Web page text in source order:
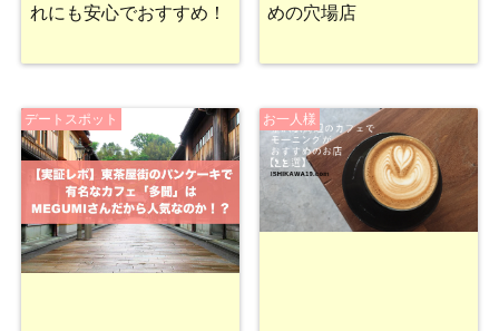
れにも安心でおすすめ！
めの穴場店
デートスポット お一人様